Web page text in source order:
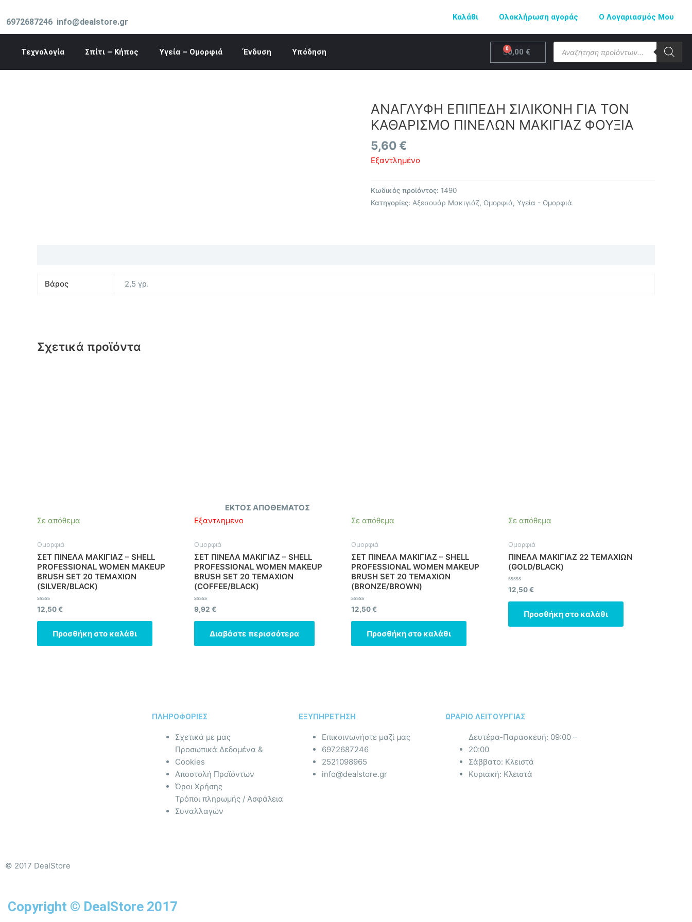
στο6972687246 info@dealstore.gr Καλάθι Ολοκλήρωση αγοράς Ο Λογαριασμός Μου
Τεχνολογία Σπίτι – Κήπος Υγεία – Ομορφιά Ένδυση Υπόδηση 0,00 €
Cart
Products
search
ΑΝΑΓΛΥΦΗ ΕΠΙΠΕΔΗ ΣΙΛΙΚΟΝΗ ΓΙΑ ΤΟΝ
ΚΑΘΑΡΙΣΜΟ ΠΙΝΕΛΩΝ ΜΑΚΙΓΙΑΖ ΦΟΥΞΙΑ
5,60 €
Εξαντλημένο
Κωδικός προϊόντος: 1490
Κατηγορίες: Αξεσουάρ Μακιγιάζ, Ομορφιά, Υγεία - Ομορφιά
Βάρος 2,5 γρ.
Σχετικά προϊόντα
Σε απόθεμα
Ομορφιά
ΣΕΤ ΠΙΝΕΛΑ ΜΑΚΙΓΙΑΖ – SHELL
PROFESSIONAL WOMEN MAKEUP
BRUSH SET 20 ΤΕΜΑΧΙΩΝ
(SILVER/BLACK)
Βαθμολογήθηκε
με
0
12,50€
Προσθήκη στο καλάθι
ΕΚΤΌΣ ΑΠΟΘΈΜΑΤΟΣ
Εξαντλημένο
Ομορφιά
ΣΕΤ ΠΙΝΕΛΑ ΜΑΚΙΓΙΑΖ – SHELL
PROFESSIONAL WOMEN MAKEUP
BRUSH SET 20 ΤΕΜΑΧΙΩΝ
(COFFEE/BLACK)
Βαθμολογήθηκε
με
0
9,92 €
Διαβάστε περισσότερα
Σε απόθεμα
Ομορφιά
ΣΕΤ ΠΙΝΕΛΑ ΜΑΚΙΓΙΑΖ – SHELL
PROFESSIONAL WOMEN MAKEUP
BRUSH SET 20 ΤΕΜΑΧΙΩΝ
(BRONZE/BROWN)
Βαθμολογήθηκε
με
0
12,50€
Προσθήκη στο καλάθι
Σε απόθεμα
Ομορφιά
ΠΙΝΕΛΑ ΜΑΚΙΓΙΑΖ 22 ΤΕΜΑΧΙΩΝ
(GOLD/BLACK)
Βαθμολογήθηκε
με
0
12,50€
Προσθήκη στο καλάθι
© 2017 DealStore
ΠΛΗΡΟΦΟΡΙΕΣ
Σχετικά με μας
Προσωπικά Δεδομένα &
Cookies
Αποστολή Προϊόντων
Όροι Χρήσης
Τρόποι πληρωμής / Ασφάλεια
Συναλλαγών
ΕΞΥΠΗΡΕΤΗΣΗ
Επικοινωνήστε μαζί μας
6972687246
2521098965
info@dealstore.gr
ΩΡΑΡΙΟ ΛΕΙΤΟΥΡΓΙΑΣ​
Δευτέρα-Παρασκευή: 09:00 –
20:00
Σάββατο: Κλειστά
Κυριακή: Κλειστά
Copyright © DealStore 2017